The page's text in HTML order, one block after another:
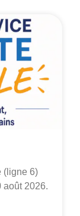
(ligne 6)
août 2026.